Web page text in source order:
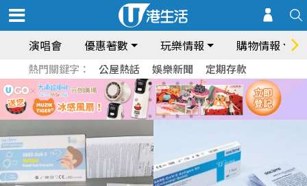
演唱會 優惠著數 玩樂情報 購物情報
熱門關鍵字： 公屋熱話 娛樂新聞 定期存款